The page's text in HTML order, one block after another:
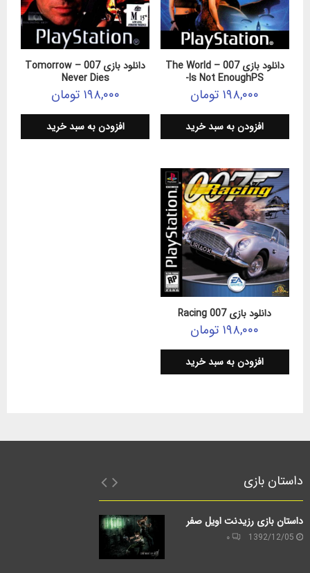
دانلود بازی 007 – The World
Is Not EnoughPS-
۱۹۸,۰۰۰ تومان
افزودن به سبد خرید
دانلود بازی 007 – Tomorrow
Never Dies
۱۹۸,۰۰۰ تومان
افزودن به سبد خرید
دانلود بازی 007 Racing
۱۹۸,۰۰۰ تومان
افزودن به سبد خرید
داستان بازی
داستان بازی رزیدنت اویل صفر
1392/12/05 ۰